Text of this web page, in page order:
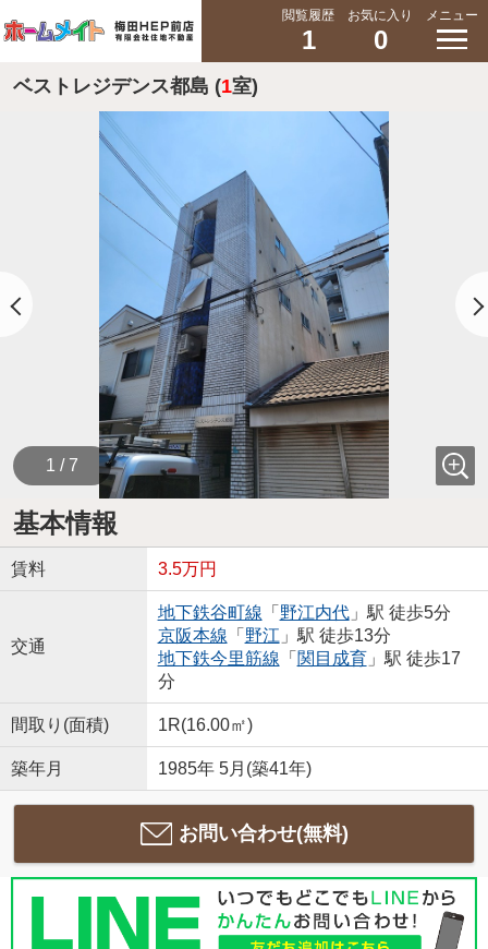
閲覧履歴
1
お気に入り
0
メニュー
ベストレジデンス都島 (1室)
1 / 7
基本情報
賃料 3.5万円
交通
地下鉄谷町線 「 野江内代」駅 徒歩5分
京阪本線 「 野江 」駅 徒歩13分
地下鉄今里筋線 「 関目成育」駅 徒歩17
分
間取り(面積) 1R(16.00㎡)
築年月 1985年 5月(築41年)
お問い合わせ(無料)